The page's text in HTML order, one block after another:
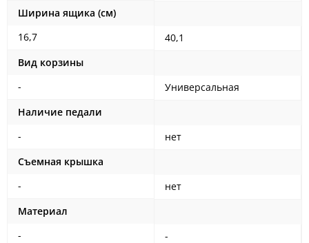
Ширина ящика (см)
16,7
Вид корзины
-
Наличие педали
-
Съемная крышка
-
Материал
-
40,1
Универсальная
нет
нет
-